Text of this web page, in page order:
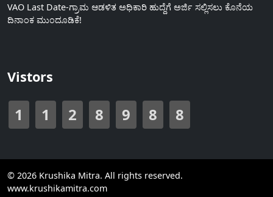
VAO Last Date-ಗ್ರಾಮ ಆಡಳಿತ ಅಧಿಕಾರಿ ಹುದ್ದೆಗೆ ಅರ್ಜಿ ಸಲ್ಲಿಸಲು ಕೊನೆಯ
ದಿನಾಂಕ ಮುಂದೂಡಿಕೆ!
Vistors
1 1 2 8 9 8 8
© 2026 Krushika Mitra. All rights reserved.
www.krushikamitra.com